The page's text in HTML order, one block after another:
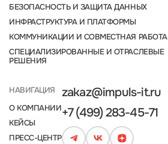
НАВИГАЦИЯ
О КОМПАНИИ
КЕЙСЫ
ПРЕСС-ЦЕНТР
zakaz@impuls-it.ru
+7 (499) 283-45-71
БЕЗОПАСНОСТЬ И ЗАЩИТА ДАННЫХ
ИНФРАСТРУКТУРА И ПЛАТФОРМЫ
КОММУНИКАЦИИ И СОВМЕСТНАЯ РАБОТА
СПЕЦИАЛИЗИРОВАННЫЕ И ОТРАСЛЕВЫЕ
РЕШЕНИЯ